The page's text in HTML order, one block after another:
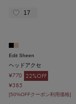
17
Edit Sheen
ヘッドアクセ
¥770 22%OFF
¥385
[50%OFFクーポン利用価格]